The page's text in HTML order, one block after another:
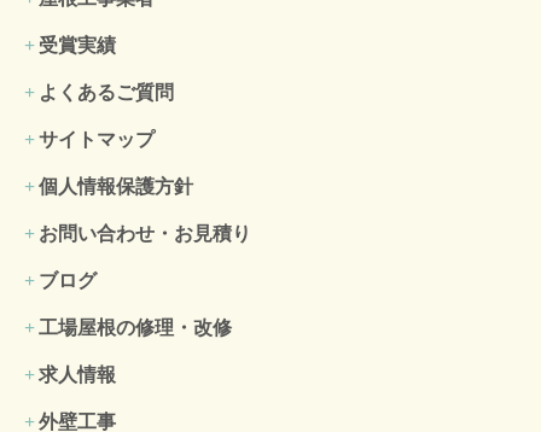
受賞実績
よくあるご質問
サイトマップ
個人情報保護方針
お問い合わせ・お見積り
ブログ
工場屋根の修理・改修
求人情報
外壁工事